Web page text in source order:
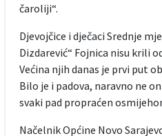
čaroliji“.
Djevojčice i dječaci Srednje
Dizdarević“ Fojnica nisu krili
Većina njih danas je prvi put
Bilo je i padova, naravno ne
svaki pad propraćen
Načelnik Općine Novo